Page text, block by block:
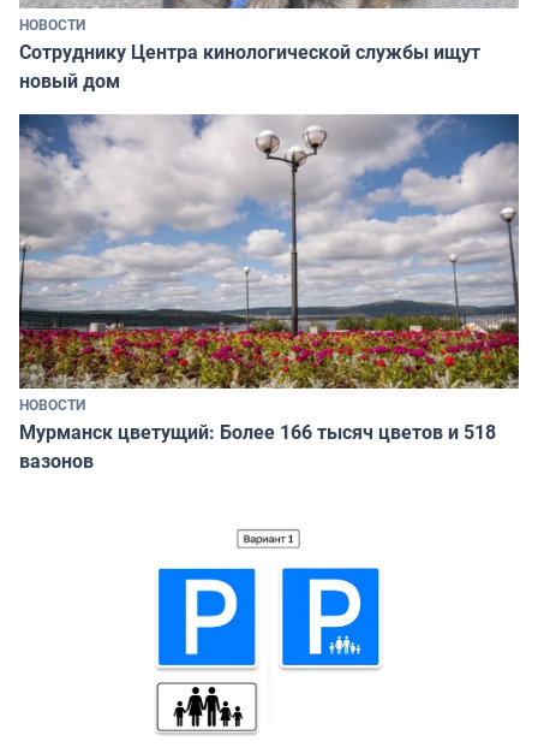
НОВОСТИ
Сотруднику Центра кинологической службы ищут
новый дом
НОВОСТИ
Мурманск цветущий: Более 166 тысяч цветов и 518
вазонов